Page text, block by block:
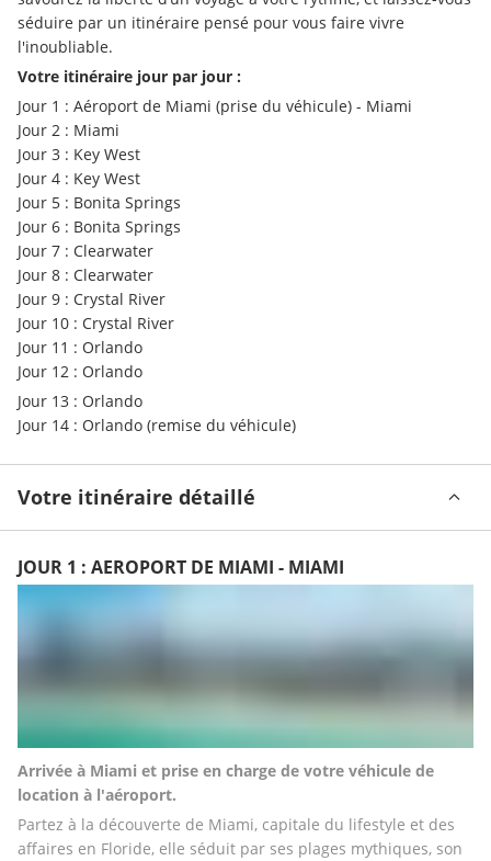
séduire par un itinéraire pensé pour vous faire vivre
l'inoubliable.
Votre itinéraire jour par jour :
Jour 1 : Aéroport de Miami (prise du véhicule) - Miami
Jour 2 : Miami
Jour 3 : Key West
Jour 4 : Key West
Jour 5 : Bonita Springs
Jour 6 : Bonita Springs
Jour 7 : Clearwater
Jour 8 : Clearwater
Jour 9 : Crystal River
Jour 10 : Crystal River
Jour 11 : Orlando
Jour 12 : Orlando
Jour 13 : Orlando
Jour 14 : Orlando (remise du véhicule)
Votre itinéraire détaillé
JOUR 1 : AEROPORT DE MIAMI - MIAMI
Arrivée à Miami et prise en charge de votre véhicule de
location à l'aéroport.
Partez à la découverte de Miami, capitale du lifestyle et des
affaires en Floride, elle séduit par ses plages mythiques, son